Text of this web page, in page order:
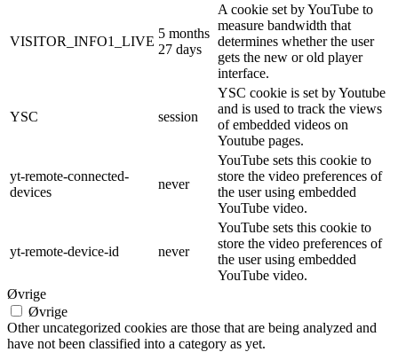
VISITOR_INFO1_LIVE
5 months
27 days
A cookie set by YouTube to
measure bandwidth that
determines whether the user
gets the new or old player
interface.
YSC session
YSC cookie is set by Youtube
and is used to track the views
of embedded videos on
Youtube pages.
yt-remote-connected-
devices
never
YouTube sets this cookie to
store the video preferences of
the user using embedded
YouTube video.
yt-remote-device-id never
YouTube sets this cookie to
store the video preferences of
the user using embedded
YouTube video.
Øvrige
Øvrige
Other uncategorized cookies are those that are being analyzed and
have not been classified into a category as yet.